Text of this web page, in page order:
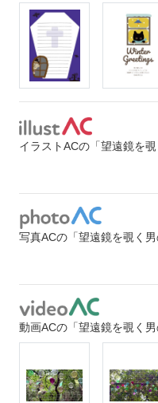
イラストACの「望遠鏡を
写真ACの「望遠鏡を覗く
動画ACの「望遠鏡を覗く